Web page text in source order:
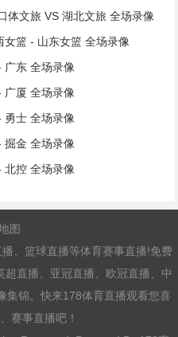
体文旅 VS 湖北文旅 全场录像
篮 - 山东女篮 全场录像
广东 全场录像
广厦 全场录像
勇士 全场录像
掘金 全场录像
北控 全场录像
图
、篮球直播等体育赛事直播!免费
直播、亚冠直播、欧冠直播、中
集锦。快来178体育直播观看您喜
赛事直播吧！